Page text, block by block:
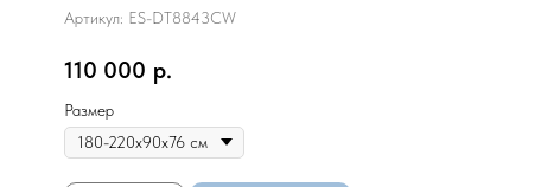
Артикул: ES-DT8843CW
110 000 р.
Размер